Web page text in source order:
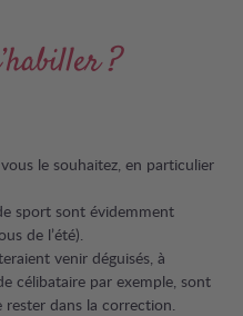
?
le souhaitez, en particulier
sport sont évidemment
de l’été).
venir déguisés, à
célibataire par exemple, sont
dans la correction.